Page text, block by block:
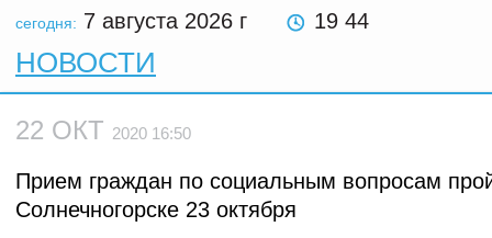
сегодня: 7 августа 2026 г 19 44
НОВОСТИ
22 ОКТ 2020 16:50
Прием граждан по социальным вопросам
Солнечногорске 23 октября